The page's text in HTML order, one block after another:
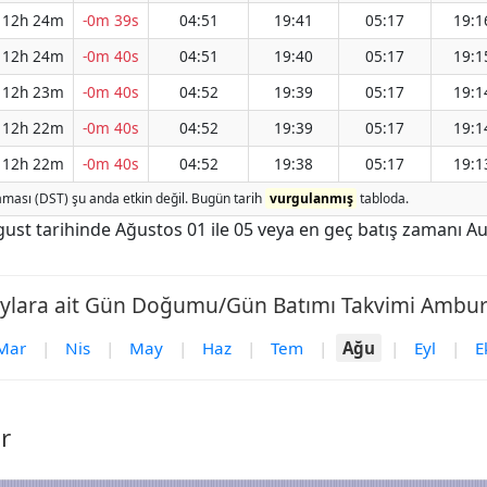
12h 24m -0m 39s 04:51 19:41 05:17
12h 24m
-0m 40s 04:51 19:40 05:17
12h 23m
-0m 40s 04:52 19:39 05:17
12h 22m
-0m 40s 04:52 19:39 05:17
12h 22m
-0m 40s 04:52 19:38 05:17
(DST) şu anda etkin değil. Bugün tarih vurgulanmış tabloda.
tarihinde Ağustos 01 ile 05 veya en geç batış zamanı
ait Gün Doğumu/Gün Batımı Takvimi
| Nis | May | Haz | Tem | Ağu | Eyl |